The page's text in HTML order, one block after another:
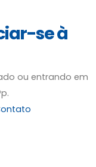
se à
ou entrando em